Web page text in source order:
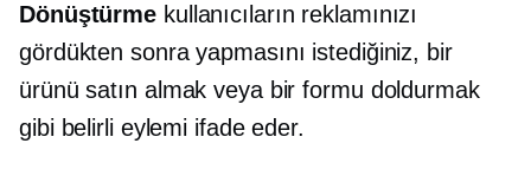
Dönüştürme kullanıcıların reklamınızı
gördükten sonra yapmasını istediğiniz, bir
ürünü satın almak veya bir formu doldurmak
gibi belirli eylemi ifade eder.